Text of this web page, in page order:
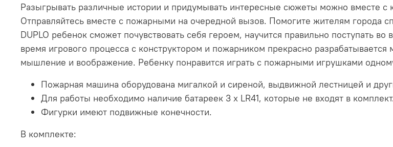
Разыгрывать различные истории и придумывать интересные сюжеты можно вместе с
Отправляйтесь вместе с пожарными на очередной вызов. Помогите жителям города
DUPLO ребенок сможет почувствовать себя героем, научится правильно поступать
время игрового процесса с конструктором и пожарником прекрасно
мышление и воображение. Ребенку понравится играть с пожарными игрушками
Пожарная машина оборудована мигалкой и сиреной, выдвижной лестницей и
Для работы необходимо наличие батареек 3 x LR41, которые не входят в комплект.
Фигурки имеют подвижные конечности.
В комплекте: